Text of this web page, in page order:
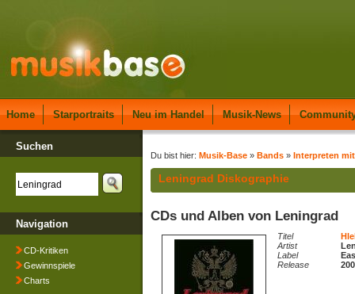
Home Starportraits Neu im Handel Musik-News
Suchen
Navigation
CD-Kritiken
Gewinnspiele
Charts
Du bist hier: Musik-Base » Bands » Interpreten
Leningrad Diskographie
CDs und Alben von Leningrad
Titel
Artist
Label
Release